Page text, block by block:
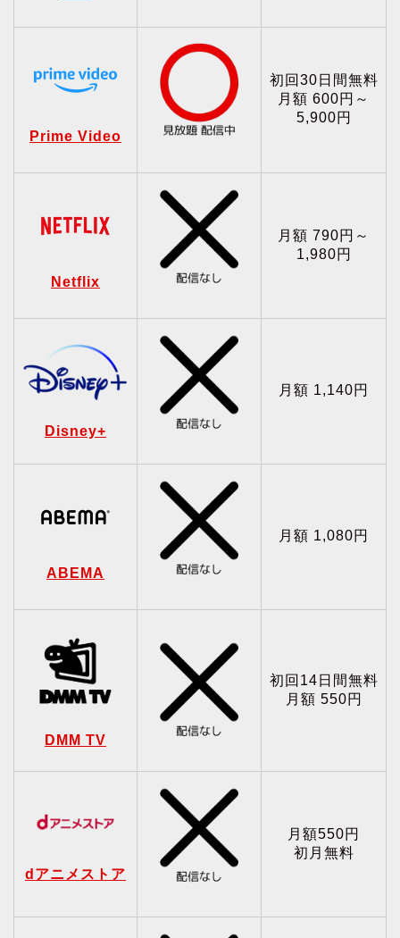
Prime Video
初回30日間無料
月額 600円～
5,900円
Netflix
月額 790円～
1,980円
Disney+
月額 1,140円
ABEMA
月額 1,080円
DMM TV
初回14日間無料
月額 550円
dアニメストア
月額550円
初月無料